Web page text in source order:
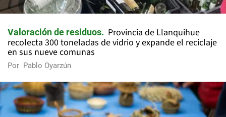
Valoración de residuos
Provincia de Llanquihue
recolecta 300 toneladas de vidrio y expande el reciclaje
en sus nueve comunas
Por Pablo Oyarzún